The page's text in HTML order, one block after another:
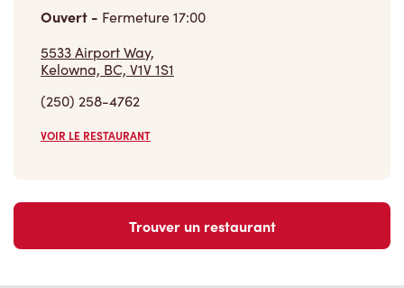
Ouvert - Fermeture17:00
5533 Airport Way,
Kelowna, BC, V1V 1S1
(250) 258-4762
VOIR LE RESTAURANT
Trouver un restaurant